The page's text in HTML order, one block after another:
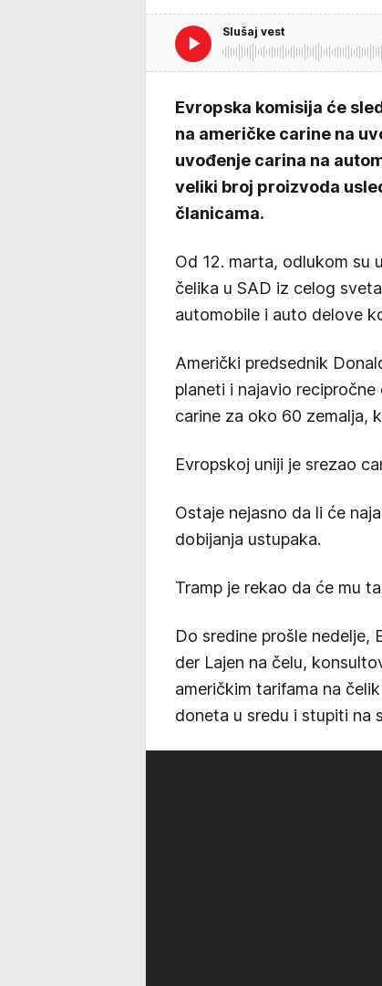
Slušaj vest
Evropska komisija će
na američke carine na
uvođenje carina na
veliki broj proizvoda
članicama.
Od 12. marta, odlukom su
čelika u SAD iz celog
automobile i auto delove
Američki predsednik
planeti i najavio
carine za oko 60 zemalja,
Evropskoj uniji je srezao
Ostaje nejasno da li će
dobijanja ustupaka.
Tramp je rekao da će mu
Do sredine prošle nedelje,
der Lajen na čelu,
američkim tarifama na
doneta u sredu i stupiti na